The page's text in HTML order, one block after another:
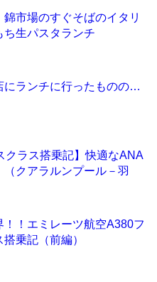
錦市場のすぐそばのイタリ
ち生パスタランチ
ランチに行ったものの…
クラス搭乗記】快適なANA
（クアラルンプール－羽
！！エミレーツ航空A380フ
乗記（前編）